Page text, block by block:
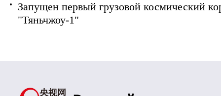
Запущен первый грузовой космический
"Тяньчжоу-1"